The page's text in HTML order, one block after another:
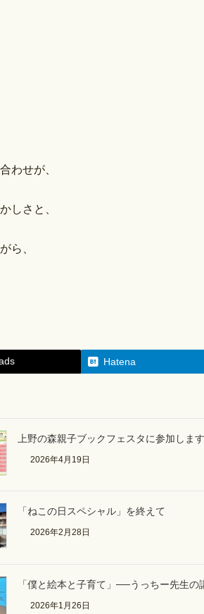
わせが、
しさと、
ら、
Hatena
上野の森親子ブックフェスタに参加しま
2026年4月19日
「ねこの日スペシャル」を終えて
2026年2月28日
「僕と絵本と子育て」──うっちー先生の
2026年1月26日